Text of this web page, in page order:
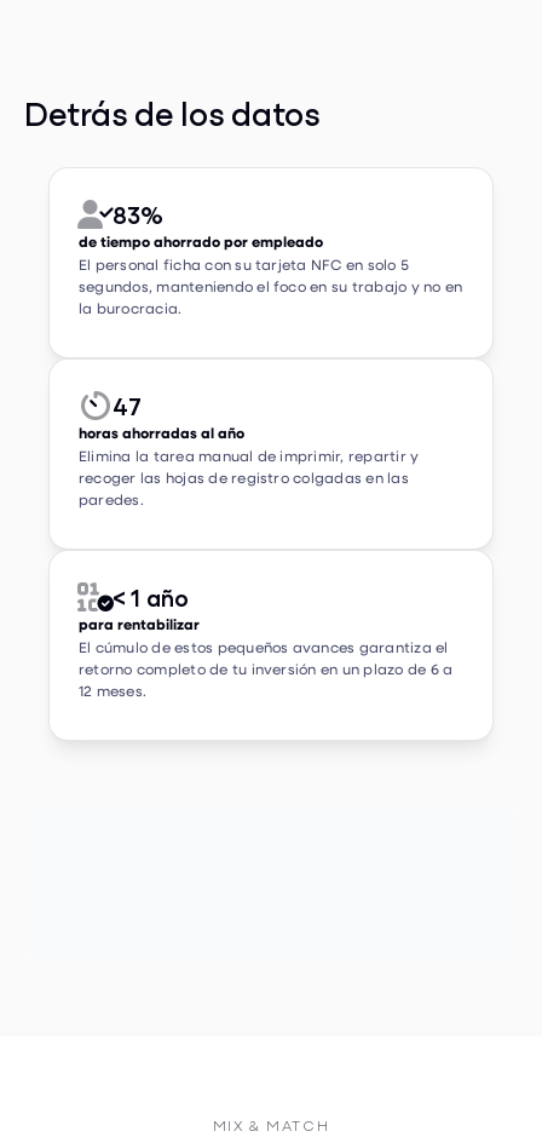

83%
de tiempo ahorrado por empleado
El personal ficha con su tarjeta NFC en solo 5
segundos, manteniendo el foco en su trabajo y no en
la burocracia.

47
horas ahorradas al año
Elimina la tarea manual de imprimir, repartir y
recoger las hojas de registro colgadas en las
paredes.

< 1 año
para rentabilizar
El cúmulo de estos pequeños avances garantiza el
retorno completo de tu inversión en un plazo de 6 a
12 meses.
Diseña un sistema a tu medida